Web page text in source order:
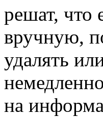
решат, что
вручную,
удалять
на